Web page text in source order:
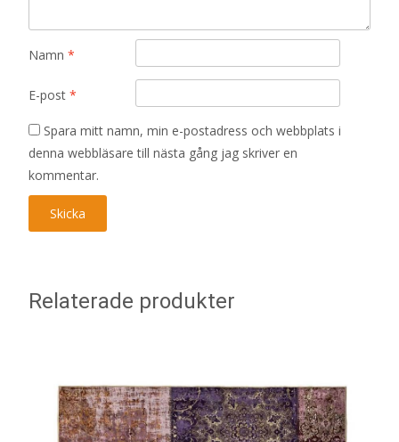
Namn *
E-post *
Spara mitt namn, min e-postadress och webbplats i
denna webbläsare till nästa gång jag skriver en
kommentar.
Relaterade produkter